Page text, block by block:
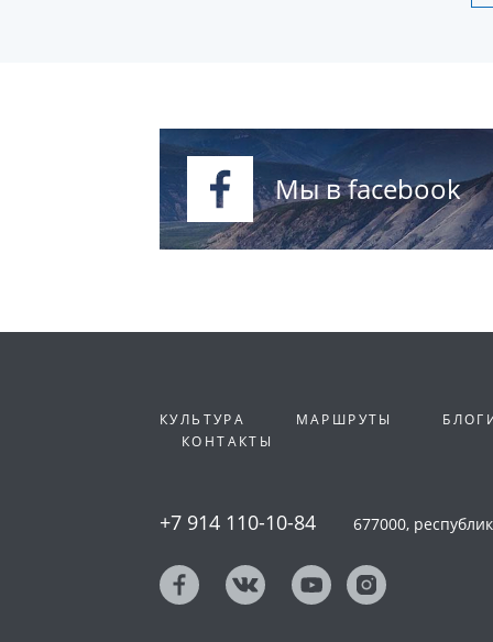
Мы в facebook
КУЛЬТУРА МАРШРУТЫ
КОНТАКТЫ
+7 914 110-10-84 677000,